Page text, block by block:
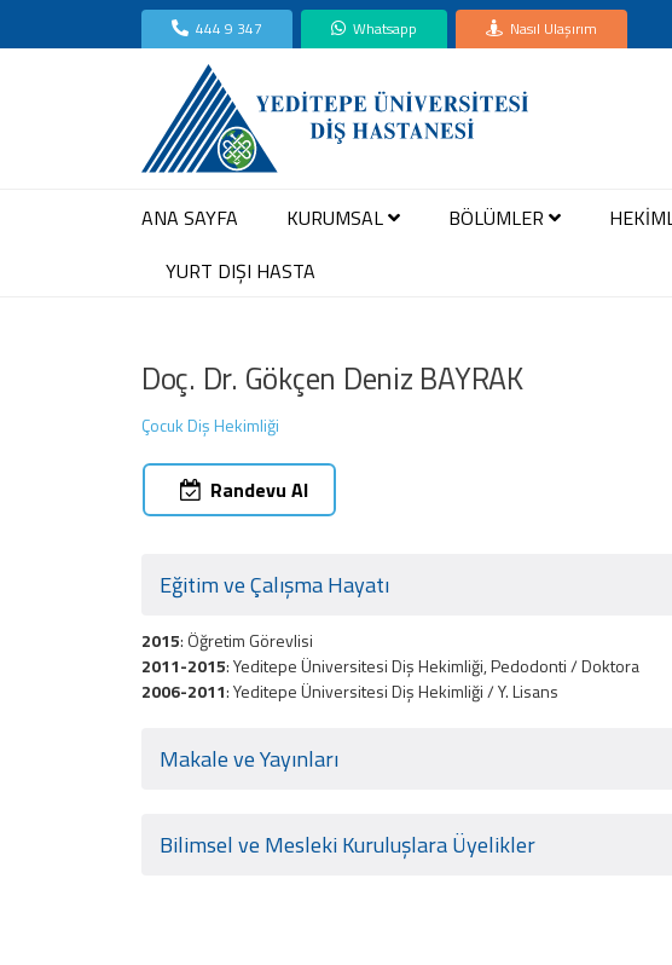
444 9 347 Whatsapp Nasıl Ulaşırım
ANA SAYFA KURUMSAL BÖLÜMLER
YURT DIŞI HASTA
Doç. Dr. Gökçen Deniz BAYRAK
Çocuk Diş Hekimliği
Randevu Al
Eğitim ve Çalışma Hayatı
2015: Öğretim Görevlisi
2011-2015: Yeditepe Üniversitesi Diş Hekimliği, Pedodonti / Doktora
2006-2011: Yeditepe Üniversitesi Diş Hekimliği / Y. Lisans
Makale ve Yayınları
Bilimsel ve Mesleki Kuruluşlara Üyelikler